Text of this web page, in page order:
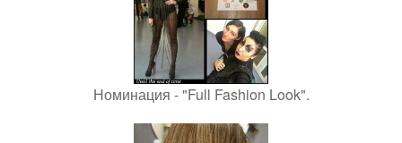
Номинация - "Full Fashion Look".